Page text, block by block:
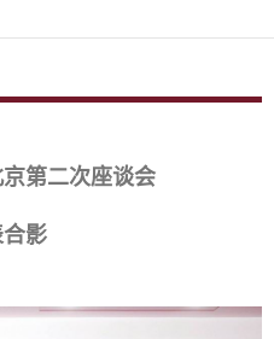
京第二次座谈会
影